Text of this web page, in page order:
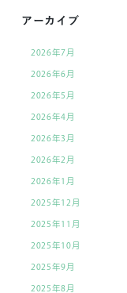
記
事
へ
の
リ
ン
ク
アーカイブ
2026年7月
2026年6月
2026年5月
2026年4月
2026年3月
2026年2月
2026年1月
2025年12月
2025年11月
2025年10月
2025年9月
2025年8月